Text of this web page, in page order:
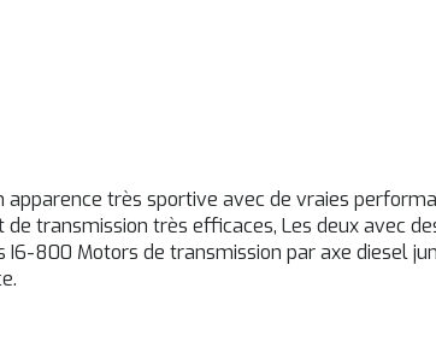
apparence très sportive avec de vraies
de transmission très efficaces, Les deux avec
I6-800 Motors de transmission par axe diesel